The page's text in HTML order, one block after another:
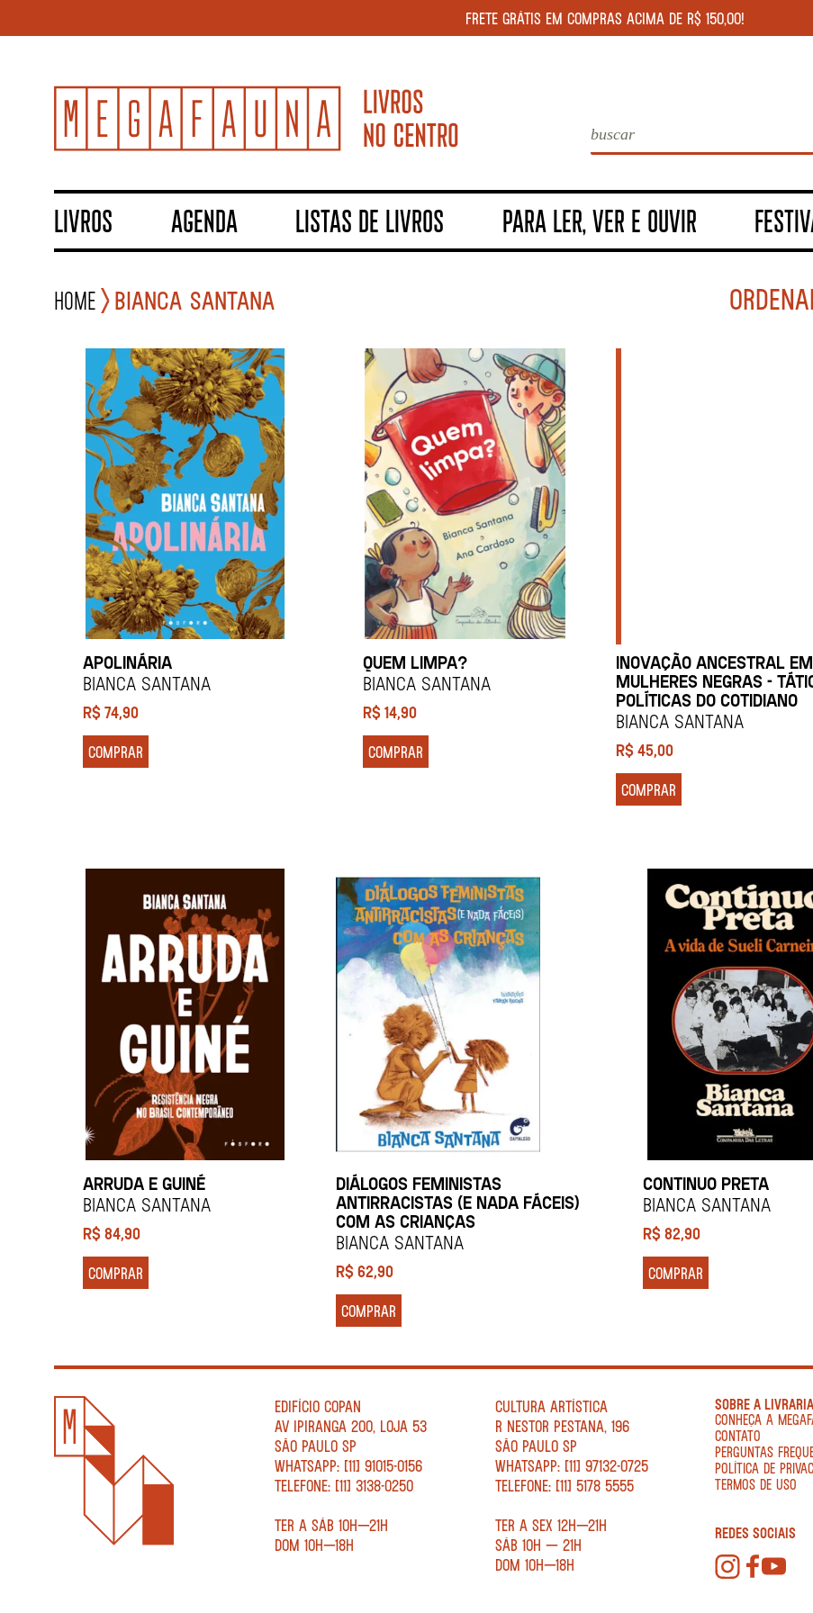
FRETE GRÁTIS EM COMPRAS ACIMA DE R$ 150,00!
LIVROS AGENDA LISTAS DE LIVROS PARA LER, VER E OUVIR
Home BIANCA SANTANA
APOLINÁRIA
BIANCA SANTANA
R$74,90
COMPRAR
QUEM LIMPA?
BIANCA SANTANA
R$14,90
COMPRAR
INOVAÇÃO ANCESTRAL EM
MULHERES NEGRAS -
POLÍTICAS DO COTIDIANO
BIANCA SANTANA
R$ 45,00
COMPRAR
ARRUDA E GUINÉ
BIANCA SANTANA
R$84,90
COMPRAR
DIÁLOGOS FEMINISTAS
ANTIRRACISTAS (E NADA FÁCEIS)
COM AS CRIANÇAS
BIANCA SANTANA
R$ 62,90
COMPRAR
CONTINUO PRETA
BIANCA SANTANA
R$82,90
COMPRAR
EDIFÍCIO COPAN
AV IPIRANGA 200, LOJA 53
SÃO PAULO SP
WHATSAPP: [11] 91015-0156
TELEFONE: [11] 3138-0250
TER A SÁB 10H—21H
DOM 10H—18H
CULTURA ARTÍSTICA
R NESTOR PESTANA, 196
SÃO PAULO SP
WHATSAPP: [11] 97132-0725
TELEFONE: [11] 5178 5555
TER A SEX 12H—21H
SÁB 10H — 21H
DOM 10H—18H
SOBRE A LIVRARIA
CONHEÇA A
CONTATO
PERGUNTAS
POLÍTICA DE
TERMOS DE USO
REDES SOCIAIS